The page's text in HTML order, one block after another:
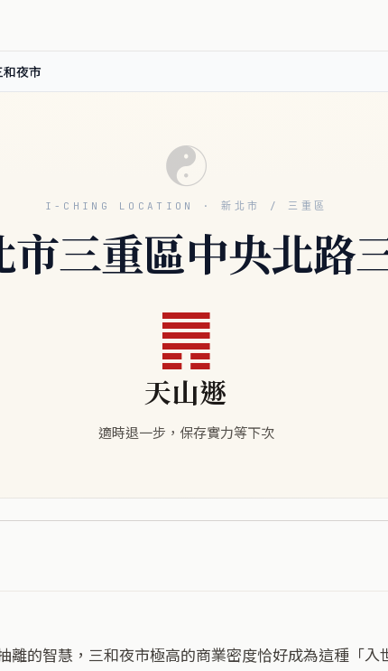
夜市
☯
I-CHING LOCATION · 新北市 / 三重區
市三重區中央北路
䷠
天山遯
適時退一步，保存實力等下次